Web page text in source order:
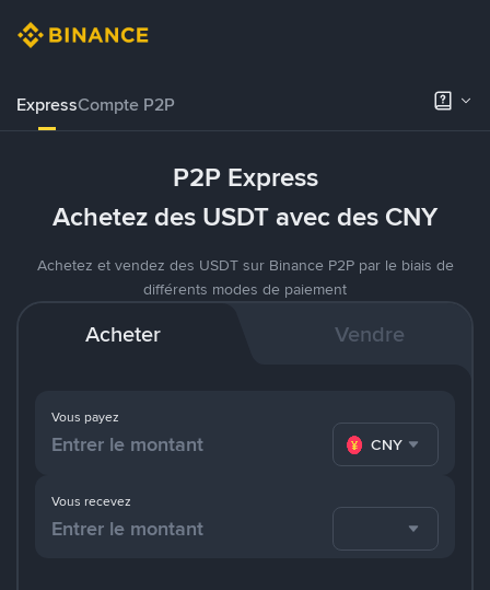
ExpressCompte P2P
P2P Express
Achetez des USDT avec des CNY
Achetez et vendez des USDT sur Binance P2P par le biais de
différents modes de paiement
Acheter Vendre
Vous payez
CNY
Vous recevez